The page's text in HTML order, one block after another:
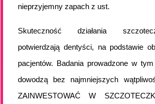
nieprzyjemny zapach z ust.
Skuteczność działania
potwierdzają dentyści, na podstawie
pacjentów. Badania prowadzone w
dowodzą bez najmniejszych
ZAINWESTOWAĆ W